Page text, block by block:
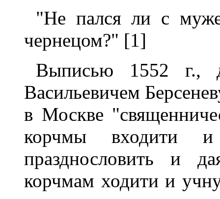
"Не пался ли с
чернецом?" [1]
Выписью 1552 г.,
Васильевичем
в Москве
корчмы входити и
празднословить и
корчмам ходити и